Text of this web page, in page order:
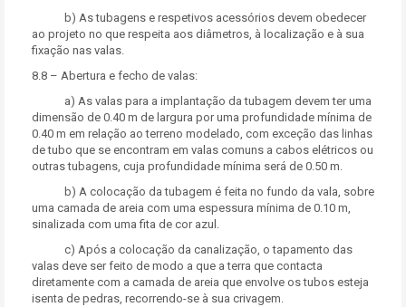
b) As tubagens e respetivos acessórios devem obedecer
ao projeto no que respeita aos diâmetros, à localização e à sua
fixação nas valas.
8.8 – Abertura e fecho de valas:
a) As valas para a implantação da tubagem devem ter uma
dimensão de 0.40 m de largura por uma profundidade mínima de
0.40 m em relação ao terreno modelado, com exceção das linhas
de tubo que se encontram em valas comuns a cabos elétricos ou
outras tubagens, cuja profundidade mínima será de 0.50 m.
b) A colocação da tubagem é feita no fundo da vala, sobre
uma camada de areia com uma espessura mínima de 0.10 m,
sinalizada com uma fita de cor azul.
c) Após a colocação da canalização, o tapamento das
valas deve ser feito de modo a que a terra que contacta
diretamente com a camada de areia que envolve os tubos esteja
isenta de pedras, recorrendo-se à sua crivagem.